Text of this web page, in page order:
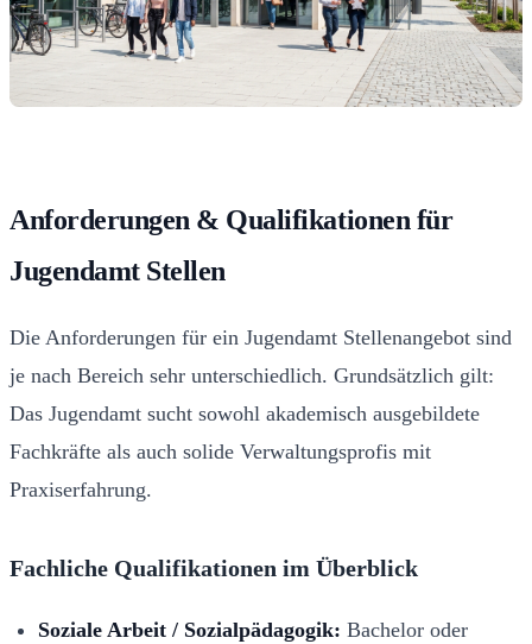
Anforderungen & Qualifikationen für
Jugendamt Stellen
Die Anforderungen für ein Jugendamt Stellenangebot sind
je nach Bereich sehr unterschiedlich. Grundsätzlich gilt:
Das Jugendamt sucht sowohl akademisch ausgebildete
Fachkräfte als auch solide Verwaltungsprofis mit
Praxiserfahrung.
Fachliche Qualifikationen im Überblick
Soziale Arbeit / Sozialpädagogik: Bachelor oder